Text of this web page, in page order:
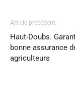
Article précédent
Haut-Doubs.
bonne assurance
agriculteurs